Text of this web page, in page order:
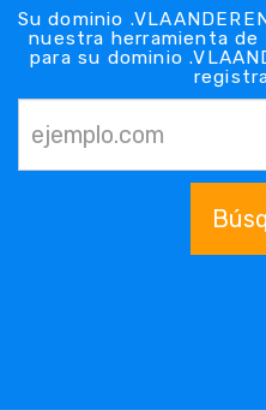
Su dominio
nuestra herramienta de
para su dominio